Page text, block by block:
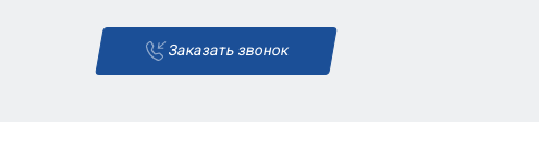
Заказать звонок